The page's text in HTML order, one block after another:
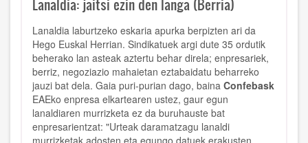
Lanaldia: jaitsi ezin den langa (Berria)
Lanaldia laburtzeko eskaria apurka berpizten ari da
Hego Euskal Herrian. Sindikatuek argi dute 35 ordutik
beherako lan asteak aztertu behar direla; enpresariek,
berriz, negoziazio mahaietan eztabaidatu beharreko
jauzi bat dela. Gaia puri-purian dago, baina Confebask
EAEko enpresa elkartearen ustez, gaur egun
lanaldiaren murrizketa ez da buruhauste bat
enpresarientzat: "Urteak daramatzagu lanaldi